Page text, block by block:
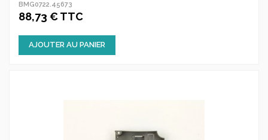
BMG0722.45673
88,73 € TTC
AJOUTER AU PANIER